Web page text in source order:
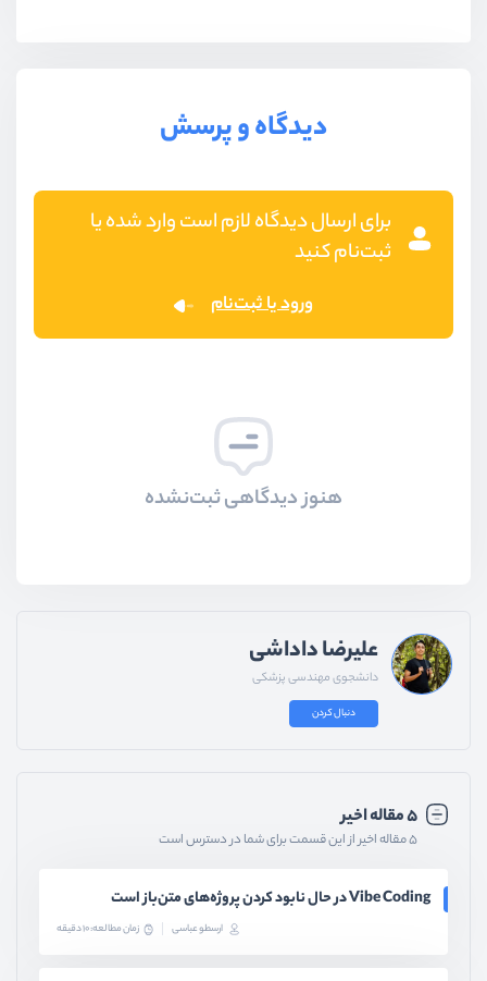
دیدگاه و پرسش
برای ارسال دیدگاه لازم است وارد شده یا
ثبت‌نام کنید
ورود یا ثبت‌نام
هنوز دیدگاهی ثبت‌نشده
علیرضا داداشی
دانشجوی مهندسی پزشکی
دنبال کردن
۵ مقاله اخیر
۵ مقاله اخیر از این قسمت برای شما در دسترس است
Vibe Coding در حال نابود کردن پروژه‌های متن‌باز است
ارسطو عباسی زمان مطالعه: 10 دقیقه